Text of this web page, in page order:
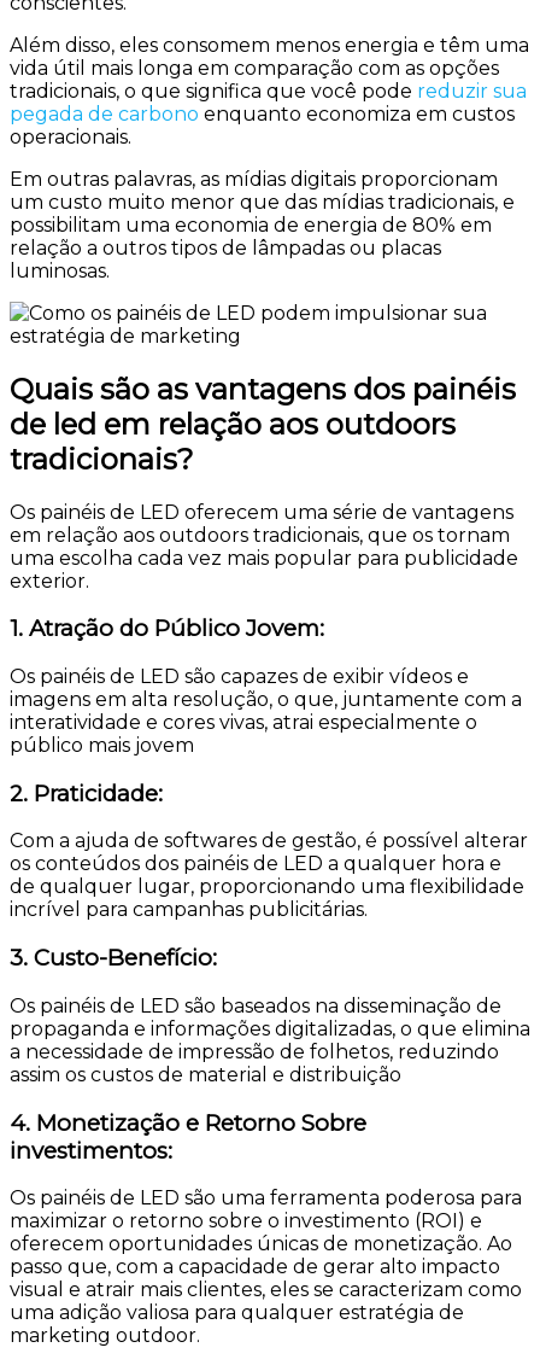
Além disso, eles consomem menos energia e têm uma
vida útil mais longa em comparação com as opções
tradicionais, o que significa que você pode reduzir sua
pegada de carbono enquanto economiza em custos
operacionais.
Em outras palavras, as mídias digitais proporcionam
um custo muito menor que das mídias tradicionais, e
possibilitam uma economia de energia de 80% em
relação a outros tipos de lâmpadas ou placas
luminosas.
Quais são as vantagens dos painéis
de led em relação aos outdoors
tradicionais?
Os painéis de LED oferecem uma série de vantagens
em relação aos outdoors tradicionais, que os tornam
uma escolha cada vez mais popular para publicidade
exterior.
1. Atração do Público Jovem:
Os painéis de LED são capazes de exibir vídeos e
imagens em alta resolução, o que, juntamente com a
interatividade e cores vivas, atrai especialmente o
público mais jovem
2. Praticidade:
Com a ajuda de softwares de gestão, é possível alterar
os conteúdos dos painéis de LED a qualquer hora e
de qualquer lugar, proporcionando uma flexibilidade
incrível para campanhas publicitárias.
3. Custo-Benefício:
Os painéis de LED são baseados na disseminação de
propaganda e informações digitalizadas, o que elimina
a necessidade de impressão de folhetos, reduzindo
assim os custos de material e distribuição
4. Monetização e Retorno Sobre
investimentos:
Os painéis de LED são uma ferramenta poderosa para
maximizar o retorno sobre o investimento (ROI) e
oferecem oportunidades únicas de monetização. Ao
passo que, com a capacidade de gerar alto impacto
visual e atrair mais clientes, eles se caracterizam como
uma adição valiosa para qualquer estratégia de
marketing outdoor.